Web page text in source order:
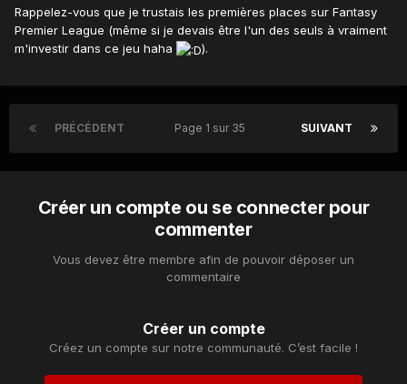
Rappelez-vous que je trustais les premières places sur Fantasy
Premier League (même si je devais être l'un des seuls à vraiment
m'investir dans ce jeu haha
).
PRÉCÉDENT SUIVANT
Page 1 sur 35
Créer un compte ou se connecter pour
commenter
Vous devez être membre afin de pouvoir déposer un
commentaire
Créer un compte
Créez un compte sur notre communauté. C’est facile !